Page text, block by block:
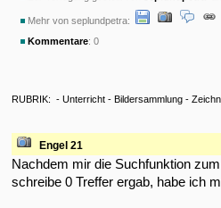
Mehr von seplundpetra:
Kommentare: 0
RUBRIK: - Unterricht - Bildersammlung -
Engel 21
Nachdem mir die Suchfunktion
schreibe 0 Treffer ergab, habe ich